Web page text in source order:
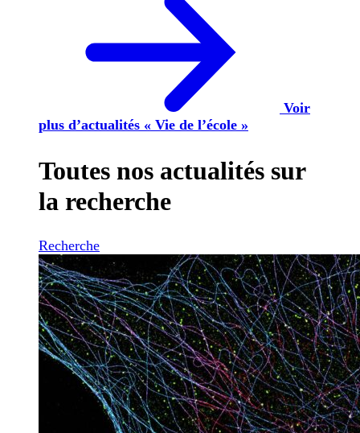
Voir
plus d’actualités « Vie de l’école »
Toutes nos actualités sur
la recherche
Recherche